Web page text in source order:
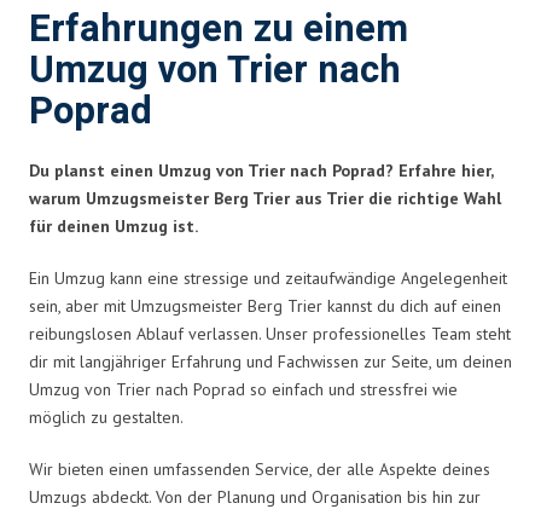
Erfahrungen zu einem
Umzug von Trier nach
Poprad
Du planst einen Umzug von Trier nach Poprad? Erfahre hier,
warum Umzugsmeister Berg Trier aus Trier die richtige Wahl
für deinen Umzug ist.
Ein Umzug kann eine stressige und zeitaufwändige Angelegenheit
sein, aber mit Umzugsmeister Berg Trier kannst du dich auf einen
reibungslosen Ablauf verlassen. Unser professionelles Team steht
dir mit langjähriger Erfahrung und Fachwissen zur Seite, um deinen
Umzug von Trier nach Poprad so einfach und stressfrei wie
möglich zu gestalten.
Wir bieten einen umfassenden Service, der alle Aspekte deines
Umzugs abdeckt. Von der Planung und Organisation bis hin zur